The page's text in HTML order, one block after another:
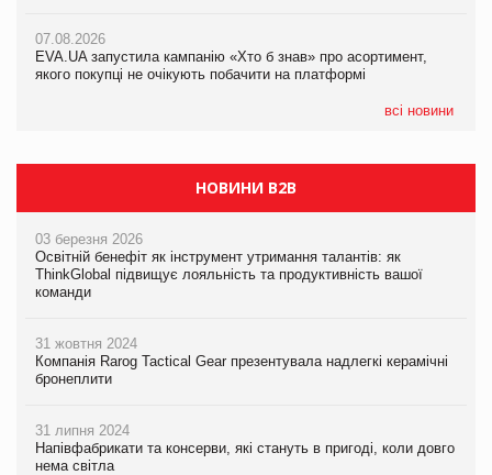
07.08.2026
EVA.UA запустила кампанію «Хто б знав» про асортимент,
якого покупці не очікують побачити на платформі
всі новини
05.08.2026
Мережа супермаркетів VARUS купує мережу магазинів
НОВИНИ B2B
03 березня 2026
Освітній бенефіт як інструмент утримання талантів: як
ThinkGlobal підвищує лояльність та продуктивність вашої
команди
31 жовтня 2024
Компанія Rarog Tactical Gear презентувала надлегкі керамічні
бронеплити
31 липня 2024
Напівфабрикати та консерви, які стануть в пригоді, коли довго
нема світла